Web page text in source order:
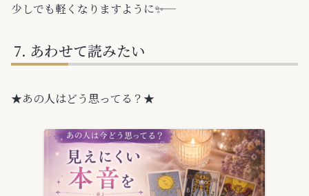
少しでも軽くなりますように――✨️
あわせて読みたい
★あの人はどう思ってる？★